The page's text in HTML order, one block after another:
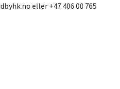
eller +47 406 00 765